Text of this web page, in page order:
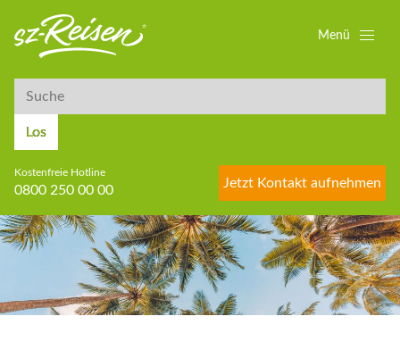
Suche
Los
Kostenfreie Hotline
0800 250 00 00
Jetzt Kontakt aufnehmen
Menü